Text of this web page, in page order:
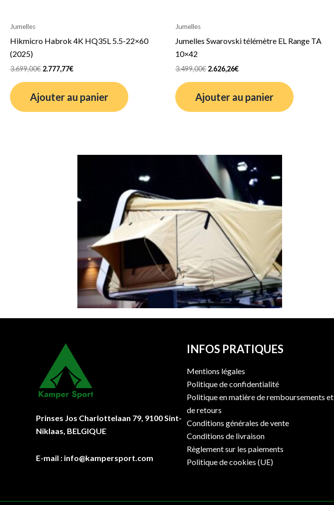
Jumelles
Hikmicro Habrok 4K HQ35L 5.5-22×60
(2025)
3.699,00€ 2.777,77€
Ajouter au panier
Jumelles
Jumelles Swarovski télémètre EL Range TA
10×42
3.499,00€ 2.626,26€
Ajouter au panier
Prinses Jos Charlottelaan 79, 9100 Sint-
Niklaas, BELGIQUE
E-mail : info@kampersport.com
INFOS PRATIQUES
Mentions légales
Politique de confidentialité
Politique en matière de remboursements et
de retours
Conditions générales de vente
Conditions de livraison
Règlement sur les paiements
Politique de cookies (UE)